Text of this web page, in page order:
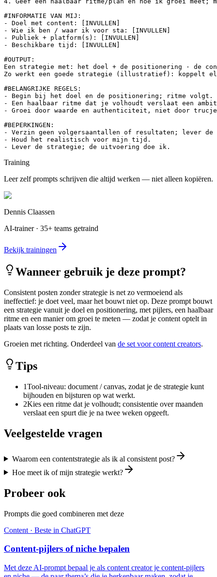
#INFORMATIE VAN MIJ:
- Doel met content: [INVULLEN]
- Wie ik ben / waar ik voor sta: [INVULLEN]
- Publiek + platform(s): [INVULLEN]
- Beschikbare tijd: [INVULLEN]
#OUTPUT:
Een strategie met: het doel + de positionering · de
Zo werkt een goede strategie (illustratief): koppelt
#BELANGRIJKE REGELS:
- Begin bij het doel en de positionering; ritme volgt.
- Een haalbaar ritme dat je volhoudt verslaat een
- Groei door waarde en authenticiteit, niet door
#BEPERKINGEN:
- Verzin geen volgersaantallen of resultaten; lever
- Houd het realistisch voor mijn tijd.
- Lever de strategie; de uitvoering doe ik.
Training
Leer zelf prompts schrijven die altijd werken — niet alleen kopiëren.
Dennis Claassen
AI-trainer · 35+ teams getraind
Bekijk trainingen
Wanneer gebruik je deze prompt?
Consistent posten zonder strategie is net zo vermoeiend als
ineffectief: je doet veel, maar het bouwt niet op. Deze prompt bouwt
een strategie vanuit je doel en positionering, met pijlers, een haalbaar
ritme en een manier om groei te meten — zodat je content optelt in
plaats van losse posts te zijn.
Groeien met richting. Onderdeel van de set voor content creators.
Tips
1Tool-niveau: document / canvas, zodat je de strategie kunt
bijhouden en bijsturen op wat werkt.
2Kies een ritme dat je volhoudt; consistentie over maanden
verslaat een spurt die je na twee weken opgeeft.
Veelgestelde vragen
Waarom een contentstrategie als ik al consistent post?
Hoe meet ik of mijn strategie werkt?
Probeer ook
Prompts die goed combineren met deze
Content · Beste in ChatGPT
Content-pijlers of niche bepalen
Met deze AI-prompt bepaal je als content creator je content-pijlers